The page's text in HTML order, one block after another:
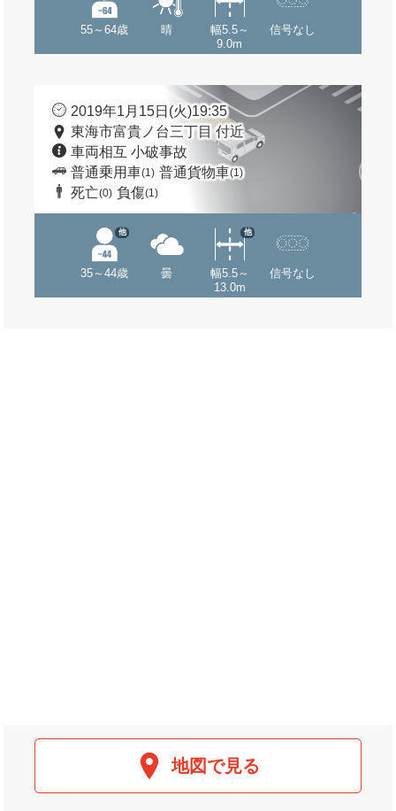
55～64歳 晴
幅5.5～
9.0m
信号なし
2019年1月15日(火)19:35
東海市富貴ノ台三丁目 付近
車両相互 小破事故
普通乗用車(1) 普通貨物車(1)
死亡(0) 負傷(1)
35～44歳
他
曇
幅5.5～
13.0m
他
信号なし
地図で見る